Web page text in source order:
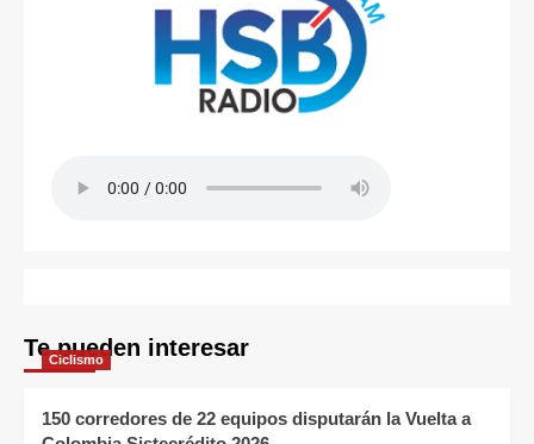
Te pueden interesar
Ciclismo
150 corredores de 22 equipos disputarán la Vuelta a